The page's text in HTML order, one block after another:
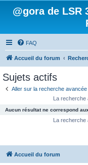
@gora de
FAQ
Accueil du forum
Sujets actifs
Aller sur la recherche avancée
La recherche
Aucun résultat ne correspond
La recherche
Accueil du forum